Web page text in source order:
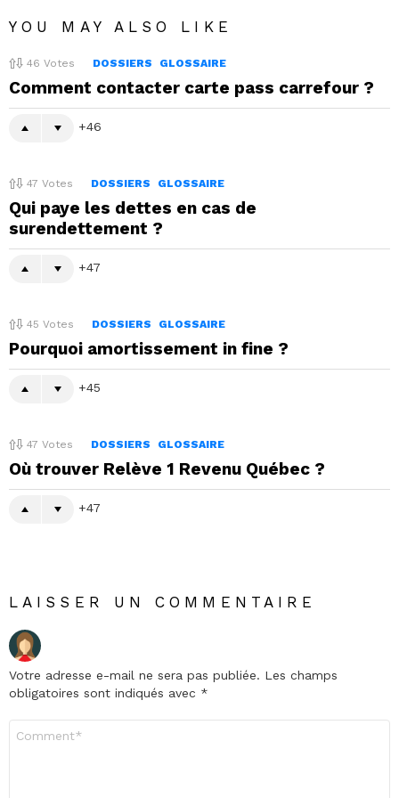
YOU MAY ALSO LIKE
46 Votes DOSSIERS GLOSSAIRE
Comment contacter carte pass carrefour ?
46
47 Votes DOSSIERS GLOSSAIRE
Qui paye les dettes en cas de
surendettement ?
47
45 Votes DOSSIERS GLOSSAIRE
Pourquoi amortissement in fine ?
45
47 Votes DOSSIERS GLOSSAIRE
Où trouver Relève 1 Revenu Québec ?
47
LAISSER UN COMMENTAIRE
Votre adresse e-mail ne sera pas publiée. Les champs
obligatoires sont indiqués avec *